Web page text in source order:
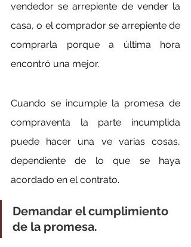
vendedor se arrepiente de vender la
casa, o el comprador se arrepiente de
comprarla porque a última hora
encontró una mejor.
Cuando se incumple la promesa de
compraventa la parte incumplida
puede hacer una ve varias cosas,
dependiente de lo que se haya
acordado en el contrato.
Demandar el cumplimiento
de la promesa.